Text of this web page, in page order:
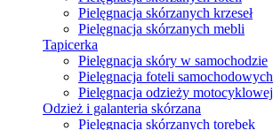
Pielęgnacja skórzanych krzeseł
Pielęgnacja skórzanych mebli
Tapicerka
Pielęgnacja skóry w samochodzie
Pielęgnacja foteli samochodowych
Pielęgnacja odzieży motocyklowej
Odzież i galanteria skórzana
Pielęgnacja skórzanych torebek